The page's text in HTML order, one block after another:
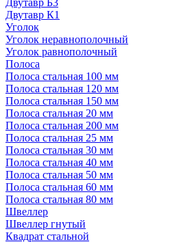
Двутавр Б3
Двутавр К1
Уголок
Уголок неравнополочный
Уголок равнополочный
Полоса
Полоса стальная 100 мм
Полоса стальная 120 мм
Полоса стальная 150 мм
Полоса стальная 20 мм
Полоса стальная 200 мм
Полоса стальная 25 мм
Полоса стальная 30 мм
Полоса стальная 40 мм
Полоса стальная 50 мм
Полоса стальная 60 мм
Полоса стальная 80 мм
Швеллер
Швеллер гнутый
Квадрат стальной